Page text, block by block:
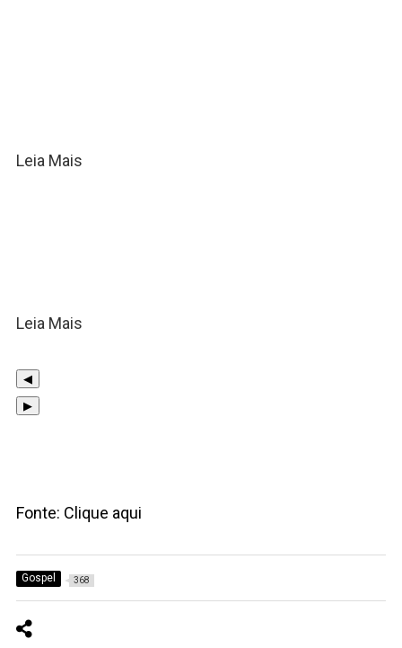
Leia Mais
Leia Mais
◀
▶
Fonte: Clique aqui
Gospel 368